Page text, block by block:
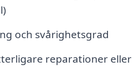
och svårighetsgrad
reparationer eller